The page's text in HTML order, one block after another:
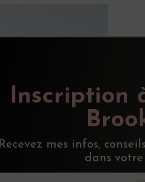
Inscription
Recevez mes infos,
dans